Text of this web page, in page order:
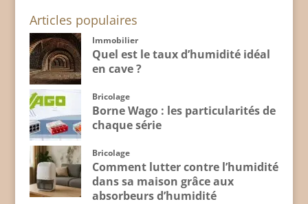
Articles populaires
Immobilier
Quel est le taux d’humidité idéal
en cave ?
Bricolage
Borne Wago : les particularités de
chaque série
Bricolage
Comment lutter contre l’humidité
dans sa maison grâce aux
absorbeurs d’humidité